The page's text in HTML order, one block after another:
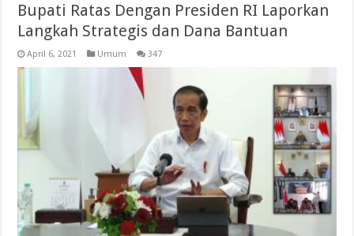
Bupati Ratas Dengan Presiden RI Laporkan
Langkah Strategis dan Dana Bantuan
April 6, 2021 Umum 347